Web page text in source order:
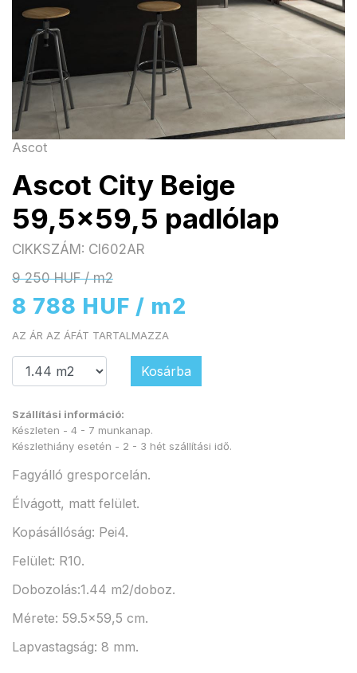
Ascot
Ascot City Beige
59,5x59,5 padlólap
CIKKSZÁM: CI602AR
9 250 HUF / m2
8 788 HUF / m2
AZ ÁR AZ ÁFÁT TARTALMAZZA
Kosárba
Szállítási információ:
Készleten - 4 - 7 munkanap.
Készlethiány esetén - 2 - 3 hét szállítási idő.
Fagyálló gresporcelán.
Élvágott, matt felület.
Kopásállóság: Pei4.
Felület: R10.
Dobozolás:1.44 m2/doboz.
Mérete: 59.5x59,5 cm.
Lapvastagság: 8 mm.